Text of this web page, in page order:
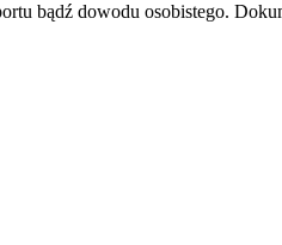
bądź dowodu osobistego.